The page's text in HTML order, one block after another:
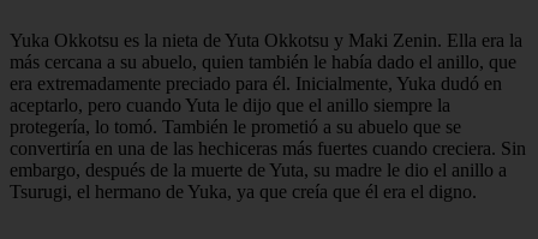
Yuka Okkotsu es la nieta de Yuta Okkotsu y Maki Zenin. Ella era la
más cercana a su abuelo, quien también le había dado el anillo, que
era extremadamente preciado para él. Inicialmente, Yuka dudó en
aceptarlo, pero cuando Yuta le dijo que el anillo siempre la
protegería, lo tomó. También le prometió a su abuelo que se
convertiría en una de las hechiceras más fuertes cuando creciera. Sin
embargo, después de la muerte de Yuta, su madre le dio el anillo a
Tsurugi, el hermano de Yuka, ya que creía que él era el digno.